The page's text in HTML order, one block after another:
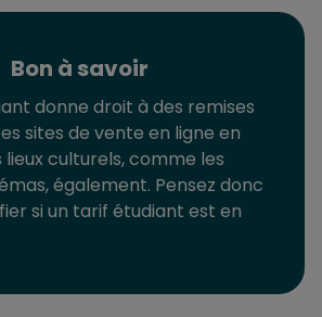
Bon à savoir
donne droit à des remises
sites de vente en ligne en
culturels, comme les
également. Pensez donc
si un tarif étudiant est en